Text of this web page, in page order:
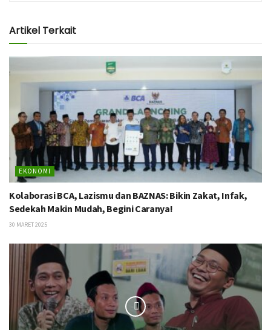
Artikel Terkait
EKONOMI
Kolaborasi BCA, Lazismu dan BAZNAS: Bikin Zakat, Infak,
Sedekah Makin Mudah, Begini Caranya!
30 MARET 2025